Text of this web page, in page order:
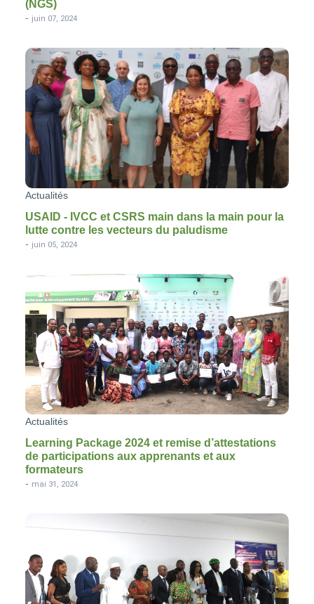
(NGS)
- juin 07, 2024
Actualités
USAID - IVCC et CSRS main dans la main pour la
lutte contre les vecteurs du paludisme
- juin 05, 2024
Actualités
Learning Package 2024 et remise d’attestations
de participations aux apprenants et aux
formateurs
- mai 31, 2024